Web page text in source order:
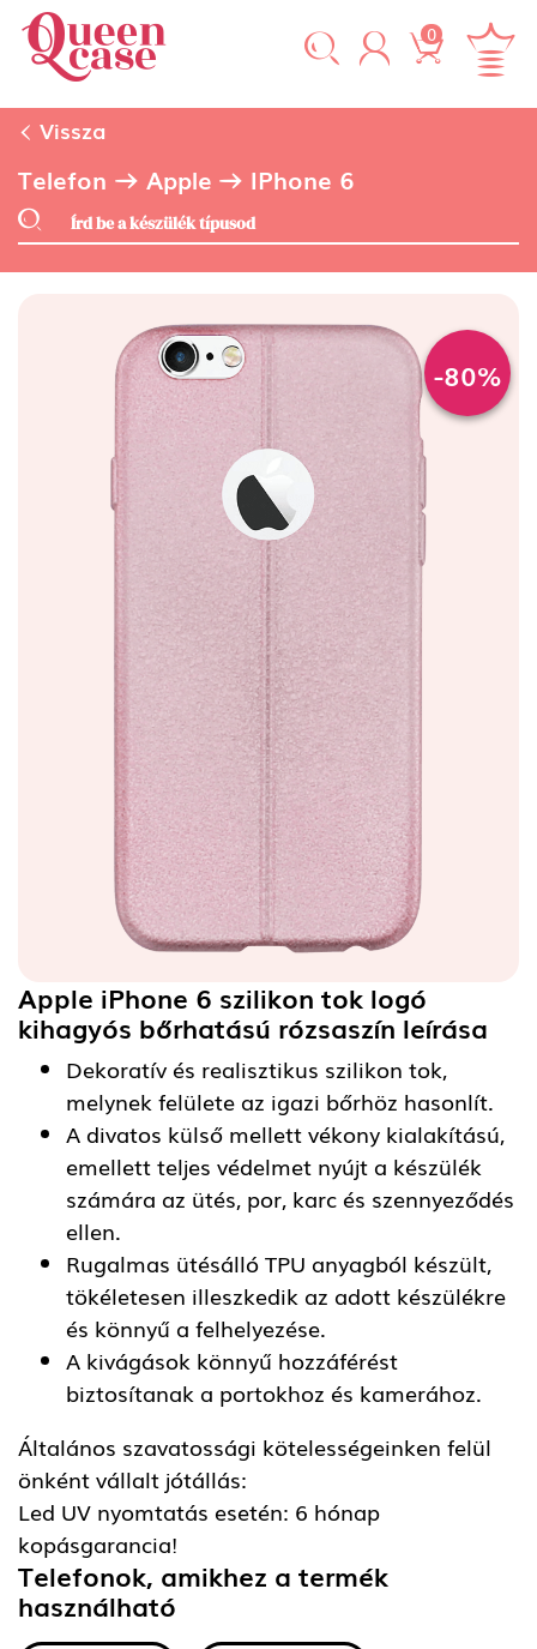
0
Vissza
Telefon Apple IPhone 6
-80%
Apple iPhone 6 szilikon tok logó
kihagyós bőrhatású rózsaszín leírása
Dekoratív és realisztikus szilikon tok,
melynek felülete az igazi bőrhöz hasonlít.
A divatos külső mellett vékony kialakítású,
emellett teljes védelmet nyújt a készülék
számára az ütés, por, karc és szennyeződés
ellen.
Rugalmas ütésálló TPU anyagból készült,
tökéletesen illeszkedik az adott készülékre
és könnyű a felhelyezése.
A kivágások könnyű hozzáférést
biztosítanak a portokhoz és kamerához.
Általános szavatossági kötelességeinken felül
önként vállalt jótállás:
Led UV nyomtatás esetén: 6 hónap
kopásgarancia!
Telefonok, amikhez a termék
használható